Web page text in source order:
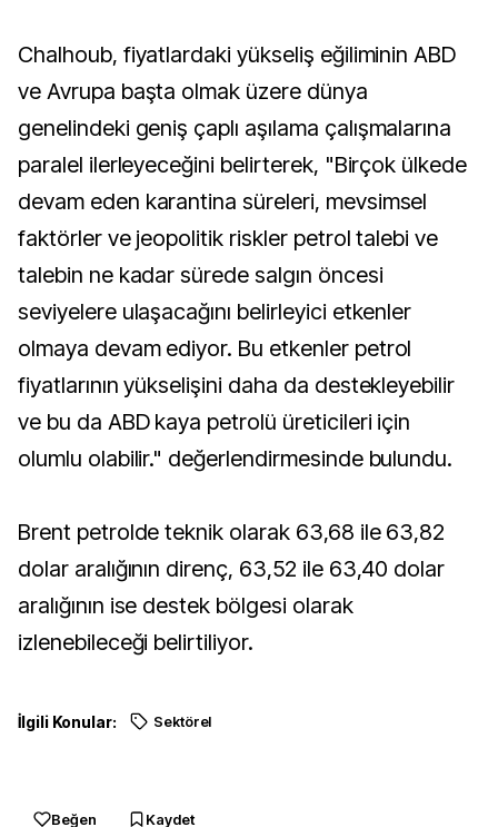
Chalhoub, fiyatlardaki yükseliş eğiliminin ABD
ve Avrupa başta olmak üzere dünya
genelindeki geniş çaplı aşılama çalışmalarına
paralel ilerleyeceğini belirterek, "Birçok ülkede
devam eden karantina süreleri, mevsimsel
faktörler ve jeopolitik riskler petrol talebi ve
talebin ne kadar sürede salgın öncesi
seviyelere ulaşacağını belirleyici etkenler
olmaya devam ediyor. Bu etkenler petrol
fiyatlarının yükselişini daha da destekleyebilir
ve bu da ABD kaya petrolü üreticileri için
olumlu olabilir." değerlendirmesinde bulundu.
Brent petrolde teknik olarak 63,68 ile 63,82
dolar aralığının direnç, 63,52 ile 63,40 dolar
aralığının ise destek bölgesi olarak
izlenebileceği belirtiliyor.
İlgili Konular: Sektörel
Beğen Kaydet